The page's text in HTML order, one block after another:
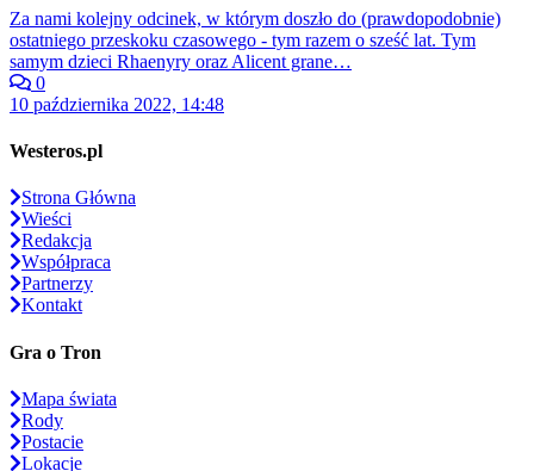
Za nami kolejny odcinek, w którym doszło do (prawdopodobnie)
ostatniego przeskoku czasowego - tym razem o sześć lat. Tym
samym dzieci Rhaenyry oraz Alicent grane…
0
10 października 2022, 14:48
Westeros.pl
Strona Główna
Wieści
Redakcja
Współpraca
Partnerzy
Kontakt
Gra o Tron
Mapa świata
Rody
Postacie
Lokacje